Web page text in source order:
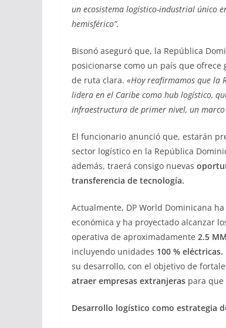
un ecosistema logístico-industrial único
hemisférico”.
Bisonó aseguró que, la República
posicionarse como un país que
de ruta clara. «Hoy reafirmamos que la
lidera en el Caribe como hub logístico,
infraestructura de primer nivel, un
El funcionario anunció que, estarán
sector logístico en la República
además, traerá consigo nuevas
transferencia de tecnología.
Actualmente, DP World Dominicana
económica y ha proyectado alcanzar
operativa de aproximadamente 2.5
incluyendo unidades 100 % eléctricas.
su desarrollo, con el objetivo de
atraer empresas extranjeras para
Desarrollo logístico como estrategia